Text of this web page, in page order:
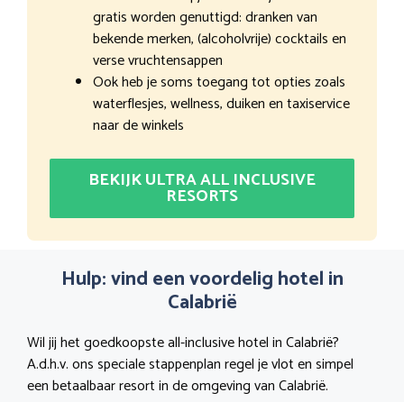
gratis worden genuttigd: dranken van
bekende merken, (alcoholvrije) cocktails en
verse vruchtensappen
Ook heb je soms toegang tot opties zoals
waterflesjes, wellness, duiken en taxiservice
naar de winkels
BEKIJK ULTRA ALL INCLUSIVE
RESORTS
Hulp: vind een voordelig hotel in
Calabrië
Wil jij het goedkoopste all-inclusive hotel in Calabrië?
A.d.h.v. ons speciale stappenplan regel je vlot en simpel
een betaalbaar resort in de omgeving van Calabrië.